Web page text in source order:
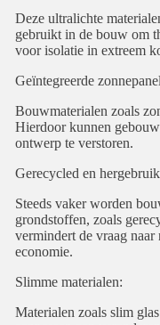
Deze ultralichte
gebruikt in de bouw om
voor isolatie in extreem
Geïntegreerde
Bouwmaterialen zoals
Hierdoor kunnen
ontwerp te verstoren.
Gerecycled en
Steeds vaker worden
grondstoffen, zoals
vermindert de vraag
economie.
Slimme materialen:
Materialen zoals slim